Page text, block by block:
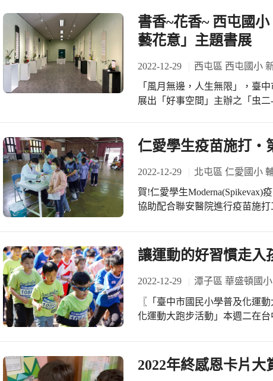
太好，壞球太多，投硬式球較
國小，自小四轉學到忠孝國小
「忠孝小鴨」玩一天，當時看
孝社區棒球自去年10月成立，
朋友介紹得知忠孝社區棒球，
手會緊張。 #忠孝國小社團
書香~花香~ 西屯國
藝花意」主題書展
2022-12-29 西屯區 西屯國小
「風月無邊，人生無限」，臺
展出「好事空間」主辦之「虫
亞軍的林憶君、廖允菲及蔡如
「好事空間」到西屯國小舉辦
子的視野，兼具美感及國際教
共讀站，現場精美的花藝、書
態，一葉一花都各自訴說一則
究室何政輝老師進行作品導覽
展。命名「虫二」，意味徜徉
廣無限，了無邊界。小原流崇
小並同步推出「花藝花意」主
月10日止，邀請大家到西屯國
仁愛學生疫苗施打‧
2022-12-29 北屯區 仁愛國小
賀!仁愛學生Moderna(Spikevax)疫苗接
協助配合聯安醫院進行疫苗施打工作，都是好幫手
由保健組志工至各班將同意施打疫苗學
溫量測區、過卡區、醫師評估
這套SOP的作業流程，是此次注射的亮點之一。 小碧
接種，學校施打人數破百，連
左右。家長、醫療團隊、級任
忙‧真好!感恩!
讓運動的好習慣走入
2022-12-29 潭子區 華盛頓國
〖「臺中市國民小學普及化運動大跑步競賽
化運動大跑步活動」本週二在
間，都能看到各班老師帶著孩
了師生們規律運動的好習慣。
2022年終感恩卡片大